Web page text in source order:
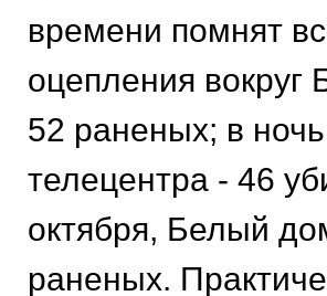
времени помнят
оцепления вокруг
52 раненых; в
телецентра - 46
октября, Белый
раненых.